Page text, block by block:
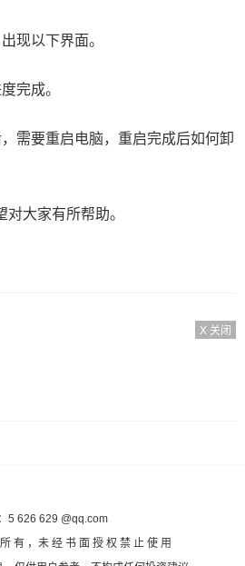
现以下界面。
完成。
需要重启电脑，重启完成后如何卸
大家有所帮助。
X 关闭
5 626 629 @qq.com
有 ，未 经 书 面 授 权 禁 止 使 用